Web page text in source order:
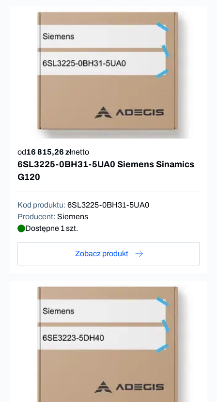
od16 815,26 złnetto
6SL3225-0BH31-5UA0 Siemens Sinamics
G120
Kod produktu: 6SL3225-0BH31-5UA0
Producent: Siemens
Dostępne 1 szt.
Zobacz produkt